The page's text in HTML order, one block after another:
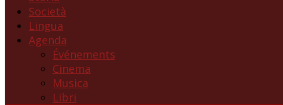
Società
Lingua
Agenda
Événements
Cinema
Musica
Libri